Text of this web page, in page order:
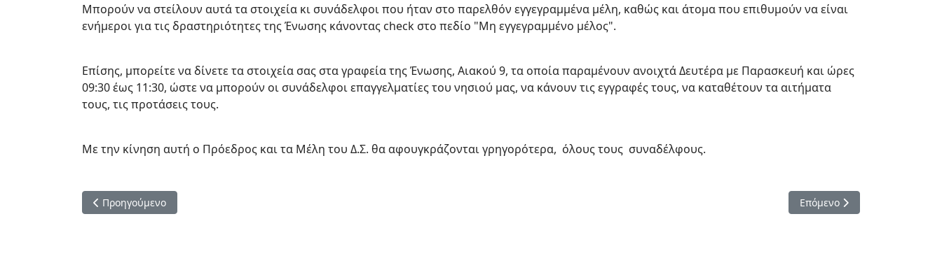
Μπορούν να στείλουν αυτά τα στοιχεία κι συνάδελφοι που ήταν στο παρελθόν εγγεγραμμένα μέλη, καθώς και άτομα που επιθυμούν να είναι
ενήμεροι για τις δραστηριότητες της Ένωσης κάνοντας check στο πεδίο "Μη εγγεγραμμένο μέλος".
Επίσης, μπορείτε να δίνετε τα στοιχεία σας στα γραφεία της Ένωσης, Αιακού 9, τα οποία παραμένουν ανοιχτά Δευτέρα με Παρασκευή και ώρες
09:30 έως 11:30, ώστε να μπορούν οι συνάδελφοι επαγγελματίες του νησιού μας, να κάνουν τις εγγραφές τους, να καταθέτουν τα αιτήματα
τους, τις προτάσεις τους.
Με την κίνηση αυτή ο Πρόεδρος και τα Μέλη του Δ.Σ. θα αφουγκράζονται γρηγορότερα, όλους τους συναδέλφους.
Προηγούμενο άρθρο: Ανακοίνωση για τις θερινές εκπτώσεις 2017.
Προηγούμενο Επόμενο άρθρο: Σύσκεψη για
Επόμενο